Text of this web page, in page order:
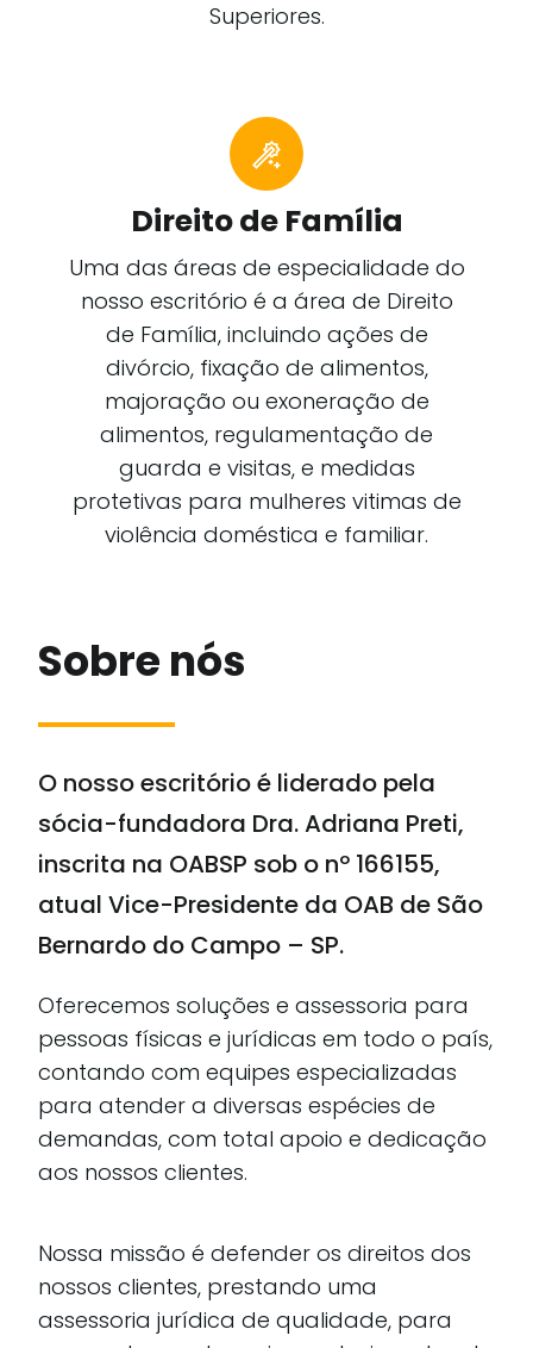
Superiores.
Direito de Família
Uma das áreas de especialidade do
nosso escritório é a área de Direito
de Família, incluindo ações de
divórcio, fixação de alimentos,
majoração ou exoneração de
alimentos, regulamentação de
guarda e visitas, e medidas
protetivas para mulheres vitimas de
violência doméstica e familiar.
Sobre nós
O nosso escritório é liderado pela
sócia-fundadora Dra. Adriana Preti,
inscrita na OABSP sob o nº 166155,
atual Vice-Presidente da OAB de São
Bernardo do Campo – SP.
Oferecemos soluções e assessoria para
pessoas físicas e jurídicas em todo o país,
contando com equipes especializadas
para atender a diversas espécies de
demandas, com total apoio e dedicação
aos nossos clientes.
Nossa missão é defender os direitos dos
nossos clientes, prestando uma
assessoria jurídica de qualidade, para